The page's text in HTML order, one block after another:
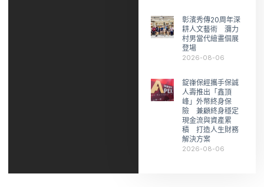
彰濱秀傳20周年深
耕人文藝術 瀰力
村男當代繪畫個展
登場
2026-08-06
錠嵂保經攜手保誠
人壽推出「鑫頂
峰」外幣終身保
險 兼顧終身穩定
現金流與資產累
積 打造人生財務
解決方案
2026-08-06